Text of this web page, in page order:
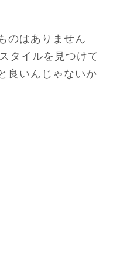
のはありません
タイルを見つけて
良いんじゃないか